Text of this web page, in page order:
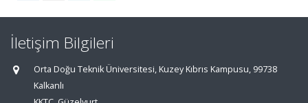
İletişim Bilgileri
Orta Doğu Teknik Üniversitesi, Kuzey Kıbrıs Kampusu, 99738
Kalkanlı